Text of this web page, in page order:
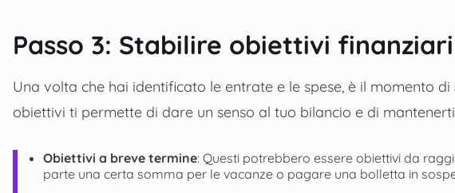
Passo 3: Stabilire obiettivi finanziari
Una volta che hai identificato le entrate e le spese, è il momento di
obiettivi ti permette di dare un senso al tuo bilancio e di
Obiettivi a breve termine: Questi potrebbero essere obiettivi da
parte una certa somma per le vacanze o pagare una bolletta in